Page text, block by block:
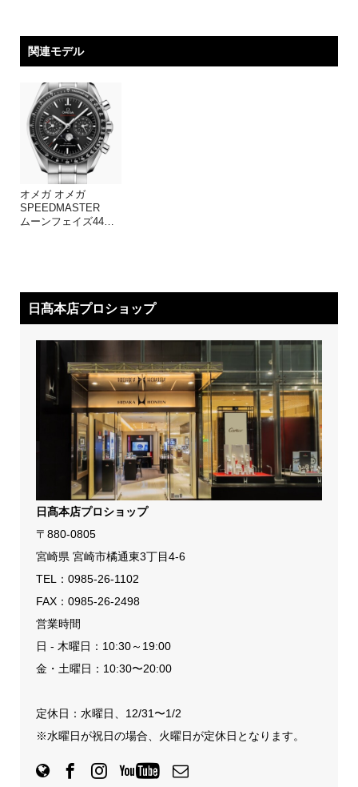
関連モデル
オメガ オメガ
SPEEDMASTER
ムーンフェイズ44…
日髙本店プロショップ
日髙本店プロショップ
〒880-0805
宮崎県 宮崎市橘通東3丁目4-6
TEL： 0985-26-1102
FAX：0985-26-2498
営業時間
日 - 木曜日：10:30～19:00
金・土曜日：10:30〜20:00
定休日：水曜日、12/31〜1/2
※水曜日が祝日の場合、火曜日が定休日となります。